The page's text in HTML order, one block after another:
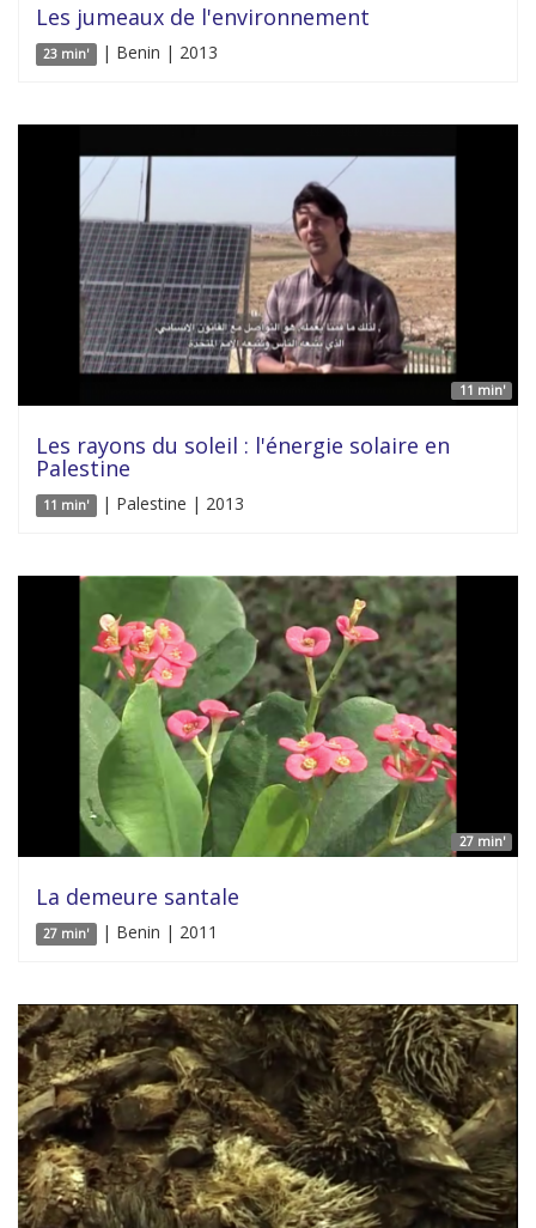
Les jumeaux de l'environnement
23 min' | Benin | 2013
11 min'
Les rayons du soleil : l'énergie solaire en
Palestine
11 min' | Palestine | 2013
27 min'
La demeure santale
27 min' | Benin | 2011